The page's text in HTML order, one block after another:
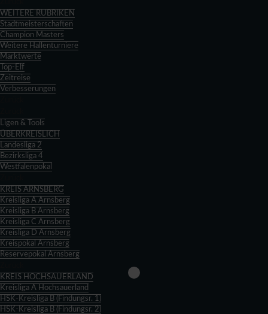
WEITERE RUBRIKEN
Stadtmeisterschaften
Champion Masters
Weitere Hallenturniere
Marktwerte
Top-Elf
Zeitreise
Verbesserungen
Ligen & Tools
ÜBERKREISLICH
Landesliga 2
Bezirksliga 4
Westfalenpokal
KREIS ARNSBERG
Kreisliga A Arnsberg
Kreisliga B Arnsberg
Kreisliga C Arnsberg
Kreisliga D Arnsberg
Kreispokal Arnsberg
Reservepokal Arnsberg
KREIS HOCHSAUERLAND
Kreisliga A Hochsauerland
HSK-Kreisliga B (Findungsr. 1)
HSK-Kreisliga B (Findungsr. 2)